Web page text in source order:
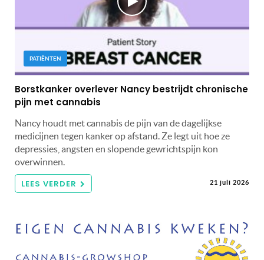
PATIËNTEN
Borstkanker overlever Nancy bestrijdt chronische
pijn met cannabis
Nancy houdt met cannabis de pijn van de dagelijkse
medicijnen tegen kanker op afstand. Ze legt uit hoe ze
depressies, angsten en slopende gewrichtspijn kon
overwinnen.
LEES VERDER 21 juli 2026